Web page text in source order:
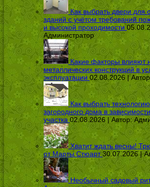
Как выбрать двери для
зданий с учётом требований
и высокой проходимости
Администратор
Какие факторы влияют
металлических конструкций в
эксплуатации 02.08.2026 |
Как выбрать
загородного дома в
участка 02.08.2026 | Автор:
Хватит ждать весны!
от Марты Стюарт 30.07.2026 |
Необычный садовый